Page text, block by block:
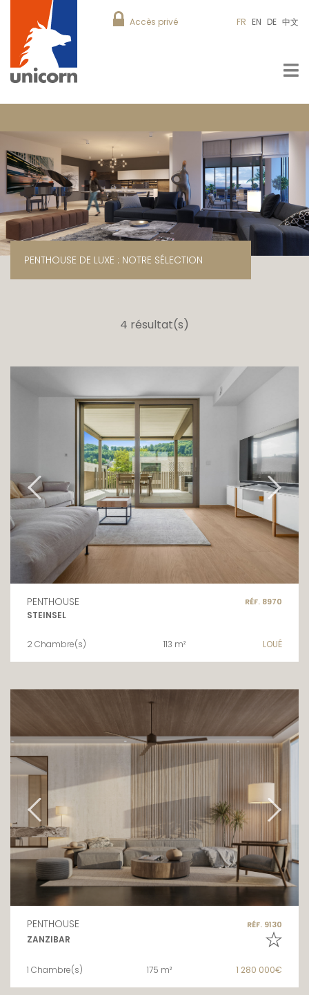
Accès privé FR EN DE 中文
PENTHOUSE DE LUXE : NOTRE SÉLECTION
4 résultat(s)
PENTHOUSE RÉF. 8970
STEINSEL
2 Chambre(s) 113 m² LOUÉ
PENTHOUSE RÉF. 9130
ZANZIBAR
1 Chambre(s) 175 m² 1 280 000€